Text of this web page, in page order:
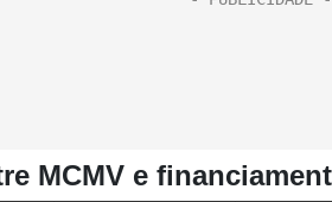
MCMV e